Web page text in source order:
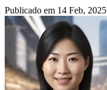
Publicado em 14 Feb, 2025